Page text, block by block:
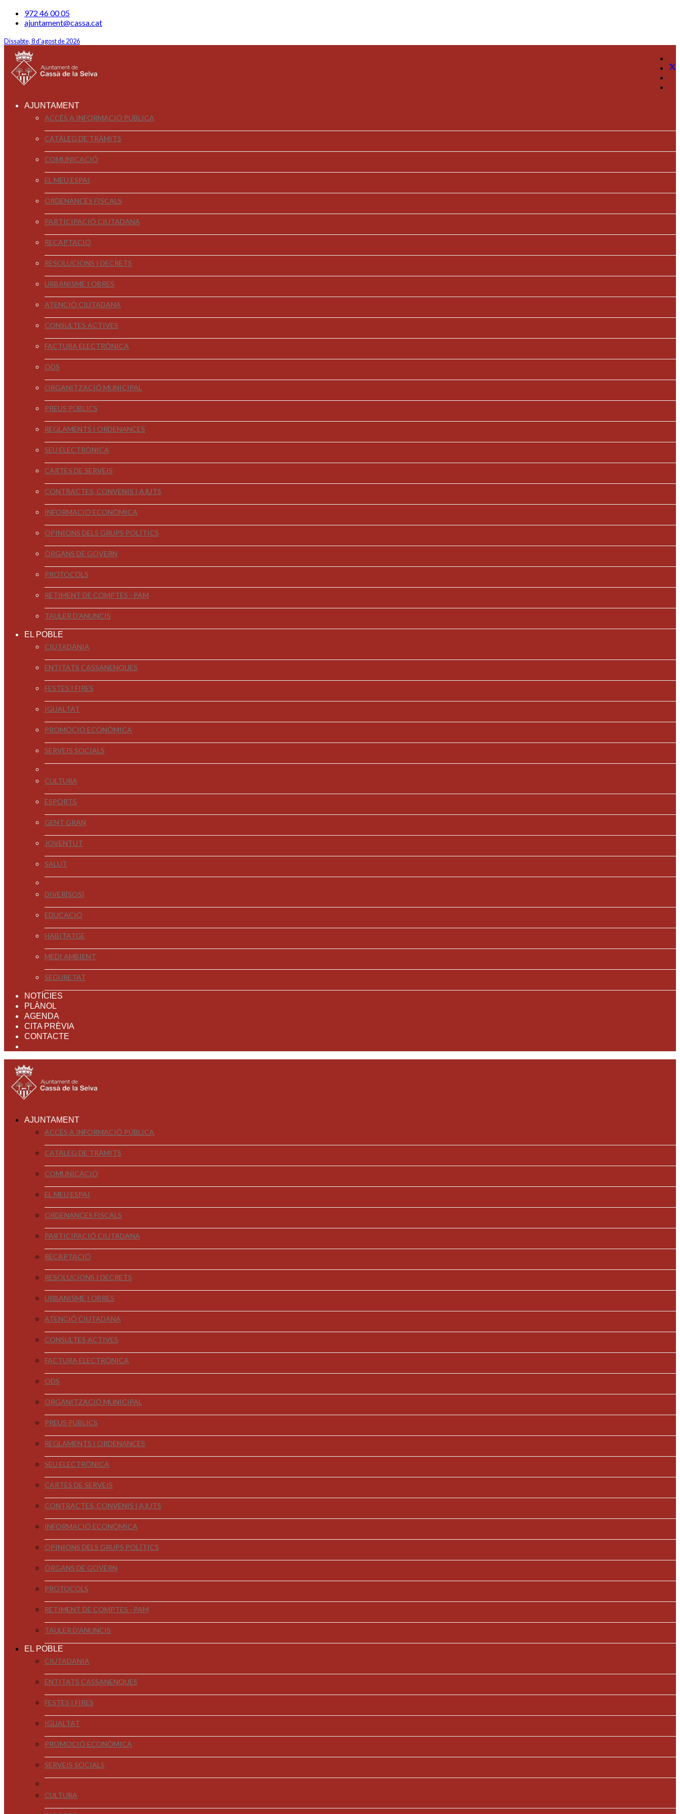
972 46 00 05
ajuntament@cassa.cat
Dissabte, 8 d'agost de 2026
AJUNTAMENT
ACCÉS A INFORMACIÓ PÚBLICA
CATÀLEG DE TRÀMITS
COMUNICACIÓ
EL MEU ESPAI
ORDENANCES FISCALS
PARTICIPACIÓ CIUTADANA
RECAPTACIÓ
RESOLUCIONS I DECRETS
URBANISME I OBRES
ATENCIÓ CIUTADANA
CONSULTES ACTIVES
FACTURA ELECTRÒNICA
ODS
ORGANITZACIÓ MUNICIPAL
PREUS PÚBLICS
REGLAMENTS I ORDENANCES
SEU ELECTRÒNICA
CARTES DE SERVEIS
CONTRACTES, CONVENIS I AJUTS
INFORMACIÓ ECONÒMICA
OPINIONS DELS GRUPS POLÍTICS
ÒRGANS DE GOVERN
PROTOCOLS
RETIMENT DE COMPTES - PAM
TAULER D'ANUNCIS
EL POBLE
CIUTADANIA
ENTITATS CASSANENQUES
FESTES I FIRES
IGUALTAT
PROMOCIÓ ECONÒMICA
SERVEIS SOCIALS
CULTURA
ESPORTS
GENT GRAN
JOVENTUT
SALUT
DIVER[SOS]
EDUCACIÓ
HABITATGE
MEDI AMBIENT
SEGURETAT
NOTÍCIES
PLÀNOL
AGENDA
CITA PRÈVIA
CONTACTE
AJUNTAMENT
ACCÉS A INFORMACIÓ PÚBLICA
CATÀLEG DE TRÀMITS
COMUNICACIÓ
EL MEU ESPAI
ORDENANCES FISCALS
PARTICIPACIÓ CIUTADANA
RECAPTACIÓ
RESOLUCIONS I DECRETS
URBANISME I OBRES
ATENCIÓ CIUTADANA
CONSULTES ACTIVES
FACTURA ELECTRÒNICA
ODS
ORGANITZACIÓ MUNICIPAL
PREUS PÚBLICS
REGLAMENTS I ORDENANCES
SEU ELECTRÒNICA
CARTES DE SERVEIS
CONTRACTES, CONVENIS I AJUTS
INFORMACIÓ ECONÒMICA
OPINIONS DELS GRUPS POLÍTICS
ÒRGANS DE GOVERN
PROTOCOLS
RETIMENT DE COMPTES - PAM
TAULER D'ANUNCIS
EL POBLE
CIUTADANIA
ENTITATS CASSANENQUES
FESTES I FIRES
IGUALTAT
PROMOCIÓ ECONÒMICA
SERVEIS SOCIALS
CULTURA